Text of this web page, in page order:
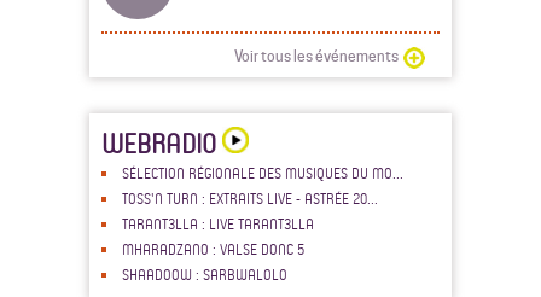
Voir tous les événements
WEBRADIO
SÉLECTION RÉGIONALE DES MUSIQUES DU MO...
TOSS'N TURN : EXTRAITS LIVE - ASTRÉE 20...
TARANT3LLA : LIVE TARANT3LLA
MHARADZANO : VALSE DONC 5
SHAADOOW : SARBWALOLO